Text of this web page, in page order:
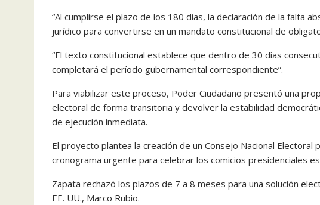
“Al cumplirse el plazo de los 180 días, la declaración de la falta
jurídico para convertirse en un mandato constitucional de
“El texto constitucional establece que dentro de 30 días
completará el período gubernamental correspondiente”.
Para viabilizar este proceso, Poder Ciudadano presentó una
electoral de forma transitoria y devolver la estabilidad
de ejecución inmediata.
El proyecto plantea la creación de un Consejo Nacional
cronograma urgente para celebrar los comicios presidenciales
Zapata rechazó los plazos de 7 a 8 meses para una solución
EE. UU., Marco Rubio.